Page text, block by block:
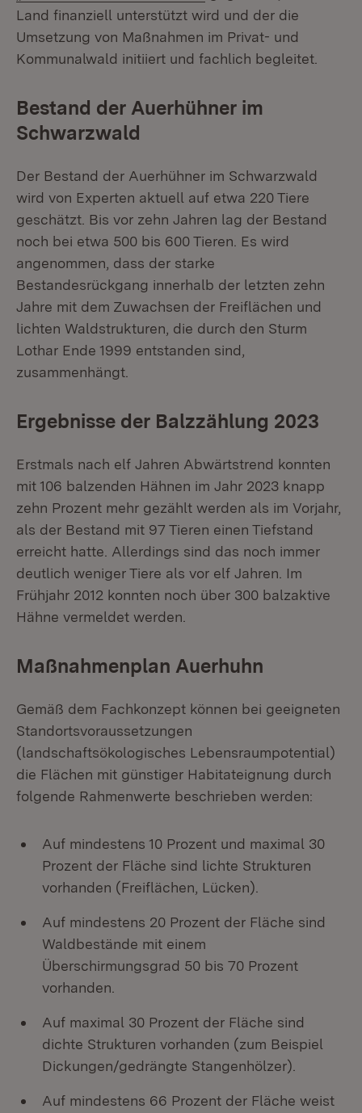
Land finanziell unterstützt wird und der die
Umsetzung von Maßnahmen im Privat- und
Kommunalwald initiiert und fachlich begleitet.
Bestand der Auerhühner im
Schwarzwald
Der Bestand der Auerhühner im Schwarzwald
wird von Experten aktuell auf etwa 220 Tiere
geschätzt. Bis vor zehn Jahren lag der Bestand
noch bei etwa 500 bis 600 Tieren. Es wird
angenommen, dass der starke
Bestandesrückgang innerhalb der letzten zehn
Jahre mit dem Zuwachsen der Freiflächen und
lichten Waldstrukturen, die durch den Sturm
Lothar Ende 1999 entstanden sind,
zusammenhängt.
Ergebnisse der Balzzählung 2023
Erstmals nach elf Jahren Abwärtstrend konnten
mit 106 balzenden Hähnen im Jahr 2023 knapp
zehn Prozent mehr gezählt werden als im Vorjahr,
als der Bestand mit 97 Tieren einen Tiefstand
erreicht hatte. Allerdings sind das noch immer
deutlich weniger Tiere als vor elf Jahren. Im
Frühjahr 2012 konnten noch über 300 balzaktive
Hähne vermeldet werden.
Maßnahmenplan Auerhuhn
Gemäß dem Fachkonzept können bei geeigneten
Standortsvoraussetzungen
(landschaftsökologisches Lebensraumpotential)
die Flächen mit günstiger Habitateignung durch
folgende Rahmenwerte beschrieben werden:
Auf mindestens 10 Prozent und maximal 30
Prozent der Fläche sind lichte Strukturen
vorhanden (Freiflächen, Lücken).
Auf mindestens 20 Prozent der Fläche sind
Waldbestände mit einem
Überschirmungsgrad 50 bis 70 Prozent
vorhanden.
Auf maximal 30 Prozent der Fläche sind
dichte Strukturen vorhanden (zum Beispiel
Dickungen/gedrängte Stangenhölzer).
Auf mindestens 66 Prozent der Fläche weist